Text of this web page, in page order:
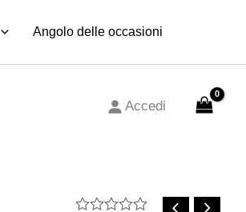
Angolo delle occasioni
Accedi